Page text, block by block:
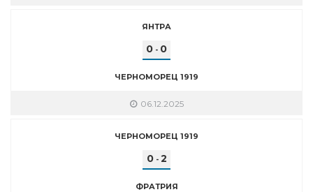
ЯНТРА
0 - 0
ЧЕРНОМОРЕЦ 1919
06.12.2025
ЧЕРНОМОРЕЦ 1919
0- 2
ФРАТРИЯ